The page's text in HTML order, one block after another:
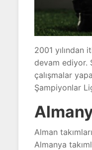
2001 yılından
devam ediyor.
çalışmalar
Şampiyonlar
Alman
Almanya